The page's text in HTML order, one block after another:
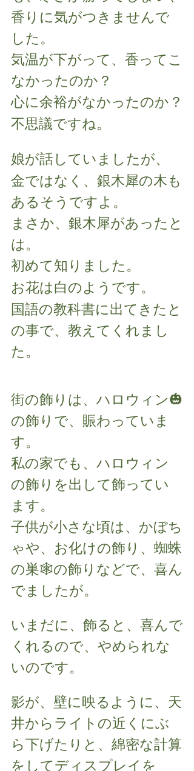
香りに気がつきませんで
した。
気温が下がって、香ってこ
なかったのか？
心に余裕がなかったのか？
不思議ですね。
娘が話していましたが、
金ではなく、銀木犀の木も
あるそうですよ。
まさか、銀木犀があったと
は。
初めて知りました。
お花は白のようです。
国語の教科書に出てきたと
の事で、教えてくれまし
た。
街の飾りは、ハロウィン🎃
の飾りで、賑わっていま
す。
私の家でも、ハロウィン
の飾りを出して飾ってい
ます。
子供が小さな頃は、かぼち
ゃや、お化けの飾り、蜘蛛
の巣🕸️の飾りなどで、喜ん
でましたが。
いまだに、飾ると、喜んで
くれるので、やめられな
いのです。
影が、壁に映るように、天
井からライトの近くにぶ
ら下げたりと、綿密な計算
をしてディスプレイを